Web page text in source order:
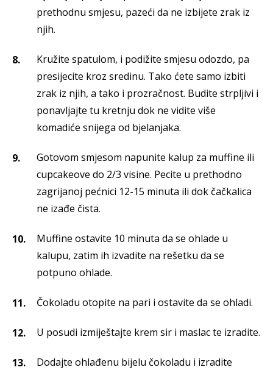
prethodnu smjesu, pazeći da ne izbijete zrak iz
njih.
Kružite spatulom, i podižite smjesu odozdo, pa
presijecite kroz sredinu. Tako ćete samo izbiti
zrak iz njih, a tako i prozračnost. Budite strpljivi i
ponavljajte tu kretnju dok ne vidite više
komadiće snijega od bjelanjaka.
Gotovom smjesom napunite kalup za muffine ili
cupcakeove do 2/3 visine. Pecite u prethodno
zagrijanoj pećnici 12-15 minuta ili dok čačkalica
ne izađe čista.
Muffine ostavite 10 minuta da se ohlade u
kalupu, zatim ih izvadite na rešetku da se
potpuno ohlade.
Čokoladu otopite na pari i ostavite da se ohladi.
U posudi izmiještajte krem sir i maslac te izradite.
Dodajte ohlađenu bijelu čokoladu i izradite